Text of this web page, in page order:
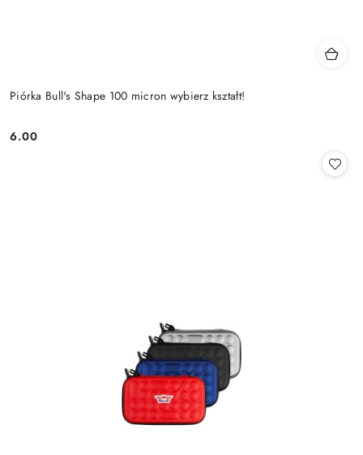
Piórka Bull's Shape 100 micron wybierz kształt!
Cena:
6.00